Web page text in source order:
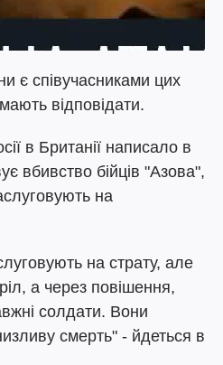
є співучасниками цих
відповідати.
в Британії написало в
вбивство бійців "Азова",
на
на страту, але
а через повішення,
солдати. Вони
смерть" - йдеться в